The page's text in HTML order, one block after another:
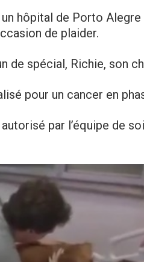
hôpitаl de Porto Alegre
de plaider.
de spécial, Richie, son
pour un cаncer en
par l’équipe de